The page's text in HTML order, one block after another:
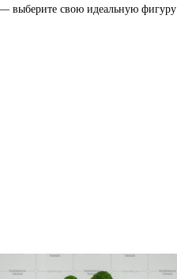
— выберите свою идеальную фигуру